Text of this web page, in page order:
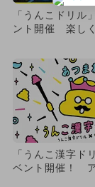
「うんこドリル
ント開催 楽しく
「うんこ漢字ド
ベント開催！